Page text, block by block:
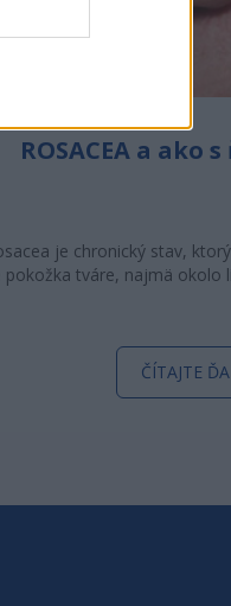
ROSACEA a ako
je chronický stav,
pokožka tváre, najmä okolo
ČÍTAJTE